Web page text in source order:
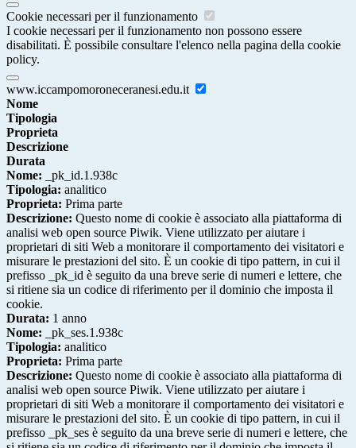
Cookie necessari per il funzionamento
I cookie necessari per il funzionamento non possono essere
disabilitati. È possibile consultare l'elenco nella pagina della cookie
policy.
www.iccampomoroneceranesi.edu.it
Nome
Tipologia
Proprieta
Descrizione
Durata
Nome: _pk_id.1.938c
Tipologia: analitico
Proprieta: Prima parte
Descrizione: Questo nome di cookie è associato alla piattaforma di
analisi web open source Piwik. Viene utilizzato per aiutare i
proprietari di siti Web a monitorare il comportamento dei visitatori e
misurare le prestazioni del sito. È un cookie di tipo pattern, in cui il
prefisso _pk_id è seguito da una breve serie di numeri e lettere, che
si ritiene sia un codice di riferimento per il dominio che imposta il
cookie.
Durata: 1 anno
Nome: _pk_ses.1.938c
Tipologia: analitico
Proprieta: Prima parte
Descrizione: Questo nome di cookie è associato alla piattaforma di
analisi web open source Piwik. Viene utilizzato per aiutare i
proprietari di siti Web a monitorare il comportamento dei visitatori e
misurare le prestazioni del sito. È un cookie di tipo pattern, in cui il
prefisso _pk_ses è seguito da una breve serie di numeri e lettere, che